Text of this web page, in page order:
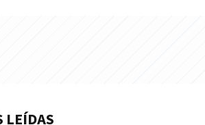
LEÍDAS